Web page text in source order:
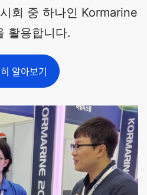
회 중 하나인 Kormarine
활용합니다.
알아보기